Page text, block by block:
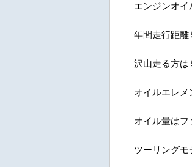
エンジンオイ
年間走行距離
沢山走る方は
オイルエレメ
オイル量はフ
ツーリングモ